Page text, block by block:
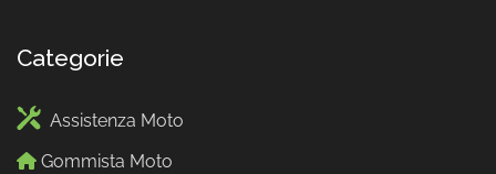
Categorie
Assistenza Moto
Gommista Moto